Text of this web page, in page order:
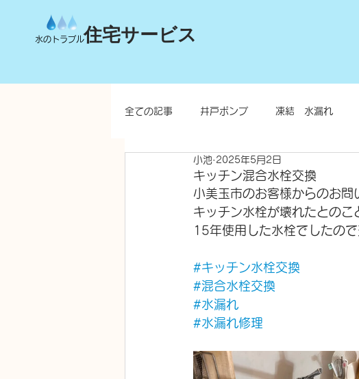
水のトラブル住宅サービス
全ての記事 井戸ポンプ 凍結 水漏れ
洗面所 お風呂
水栓柱・不凍水栓柱
キッチン混合水栓交換
小池 2025年5月2日
小美玉市のお客様からのお問
キッチン水栓が壊れたとのこ
15年使用した水栓でしたの
#キッチン水栓交換
#混合水栓交換
#水漏れ
#水漏れ修理